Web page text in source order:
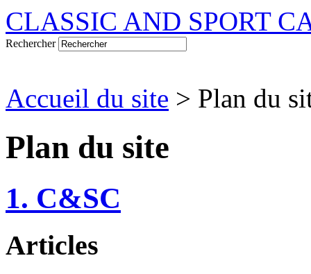
CLASSIC AND SPORT
Rechercher
Accueil du site > Plan du
Plan du site
1. C&SC
Articles